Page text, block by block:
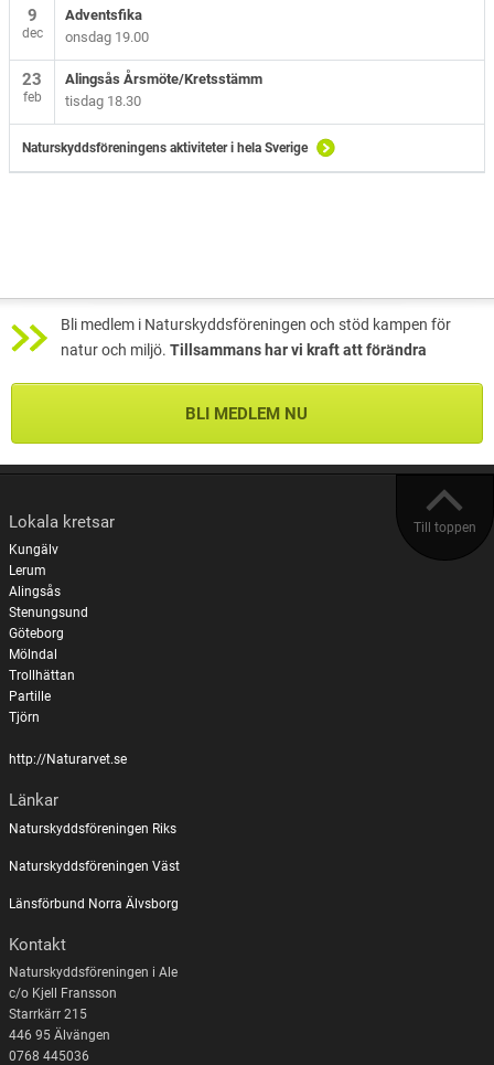
9
dec
Adventsfika
onsdag 19.00
23
feb
Alingsås Årsmöte/Kretsstämm
tisdag 18.30
Naturskyddsföreningens aktiviteter i hela Sverige
Bli medlem i Naturskyddsföreningen och stöd kampen för
natur och miljö. Tillsammans har vi kraft att förändra
BLI MEDLEM NU
Till toppen
Lokala kretsar
Kungälv
Lerum
Alingsås
Stenungsund
Göteborg
Mölndal
Trollhättan
Partille
Tjörn
http://Naturarvet.se
Länkar
Naturskyddsföreningen Riks
Naturskyddsföreningen Väst
Länsförbund Norra Älvsborg
Kontakt
Naturskyddsföreningen i Ale
c/o Kjell Fransson
Starrkärr 215
446 95 Älvängen
0768 445036